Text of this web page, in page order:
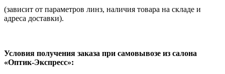
(зависит от параметров линз, наличия товара на складе и
адреса доставки).
Условия получения заказа при самовывозе из салона
«Оптик-Экспресс»: